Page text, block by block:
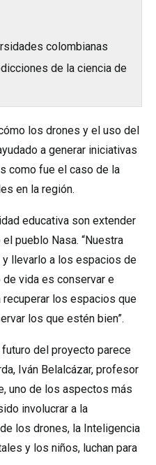
colombianas
de la ciencia de
los drones y el uso del
a generar iniciativas
como fue el caso de la
en la región.
educativa son extender
pueblo Nasa. “Nuestra
llevarlo a los espacios de
vida es conservar e
los espacios que
los que estén bien”.
del proyecto parece
Iván Belalcázar, profesor
uno de los aspectos más
involucrar a la
los drones, la Inteligencia
y los niños, luchan para